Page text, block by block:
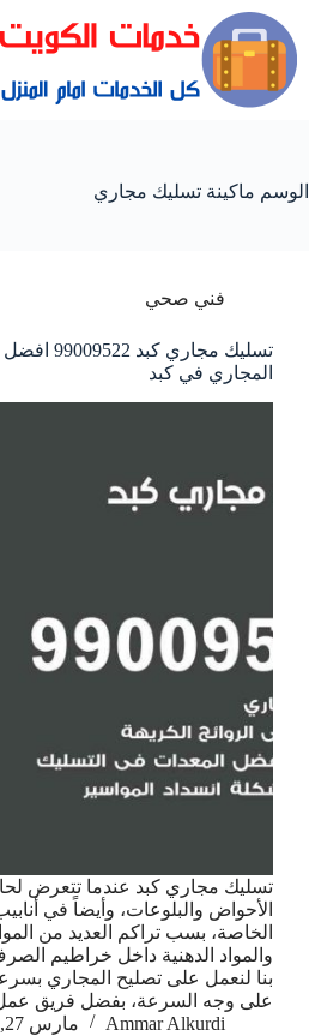
الوسم ماكينة تسليك مجاري
فني صحي
تسليك
المجاري في كبد
تسليك مجاري كبد عندما تتعرض
الأحواض والبلوعات، وأيضاً في
الخاصة، بسب تراكم العديد من
والمواد الدهنية داخل خراطيم
بنا لنعمل على تصليح المجاري
على وجه السرعة، بفضل فريق
Ammar Alkurdi
مارس 27, 2021